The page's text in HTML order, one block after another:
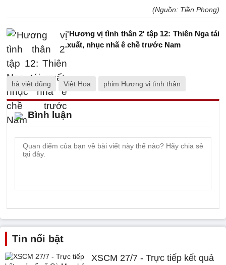
(Nguồn: Tiền Phong)
'Hương vị tình thân 2' tập 12: Thiên Nga tái
xuất, nhục nhã ê chề trước Nam
hà việt dũng Việt Hoa phim Hương vị tình thân
Bình luận
Tin nổi bật
XSCM 27/7 - Trực tiếp kết quả